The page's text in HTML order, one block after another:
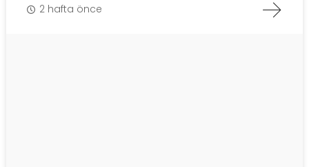
2 hafta önce